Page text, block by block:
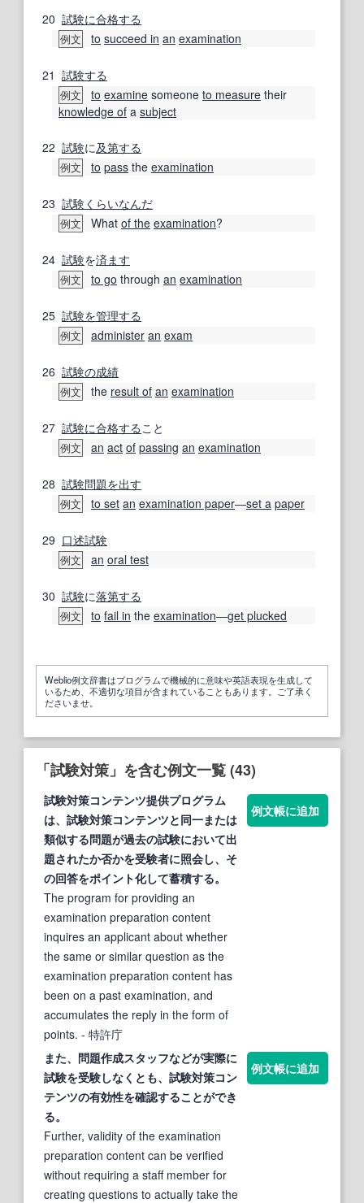
20 試験に合格する
例文 to succeed in an examination
21 試験する
例文 to examine someone to measure their
knowledge of a subject
22 試験に及第する
例文 to pass the examination
23 試験くらいなんだ
例文 What of the examination?
24 試験を済ます
例文 to go through an examination
25 試験を管理する
例文 administer an exam
26 試験の成績
例文 the result of an examination
27 試験に合格する こと
例文 an act of passing an examination
28 試験問題を出す
例文 to set an examination paper―set a paper
29 口述試験
例文 an oral test
30 試験に落第する
例文 to fail in the examination―get plucked
Weblio例文辞書はプログラムで機械的に意味や英語表現を生成して
いるため、不適切な項目が含まれていることもあります。ご了承く
ださいませ。
「試験対策」を含む例文一覧 (43)
試験対策コンテンツ提供プログラム
は、 試験対策コンテンツと同一または
類似する問題が過去の試験において出
題されたか否かを受験者に照会し、そ
の回答をポイント化して蓄積する。
The program for providing an
examination preparation content
inquires an applicant about whether
the same or similar question as the
examination preparation content has
been on a past examination, and
accumulates the reply in the form of
points. - 特許庁
例文帳に追加
また、問題作成スタッフなどが実際に
試験を受験しなくとも、 試験対策コン
テンツの有効性を確認することができ
る。
Further, validity of the examination
preparation content can be verified
without requiring a staff member for
creating questions to actually take the
例文帳に追加